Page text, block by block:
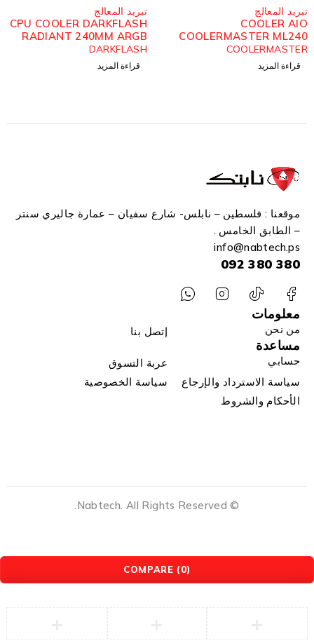
مُباع
تبريد المعالج
CPU COOLER DARKFLASH
RADIANT 240MM ARGB
WHITE
DARKFLASH
قراءة المزيد
مُباع
تبريد المعالج
COOLER FAN AIGO
ICE200 AIR RGB
Aigo
قراءة المزيد
موقعنا : فلسطين – نابلس- شارع سفيان – عمارة جاليري سنتر
– الطابق الخامس .
info@nabtech.ps
380 380 092
معلومات
من نحن إتصل بنا
مساعدة
حسابي
عربة التسوق
سياسة الاسترداد والإرجاع
سياسة الخصوصية
الأحكام والشروط
© Nabtech. All Rights Reserved.
COMPARE (0)